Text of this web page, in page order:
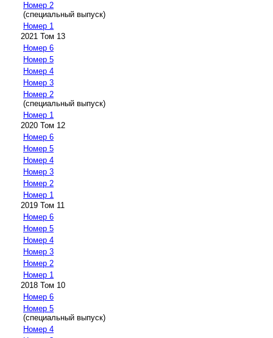
Номер 2
(специальный выпуск)
Номер 1
2021 Том 13
Номер 6
Номер 5
Номер 4
Номер 3
Номер 2
(специальный выпуск)
Номер 1
2020 Том 12
Номер 6
Номер 5
Номер 4
Номер 3
Номер 2
Номер 1
2019 Том 11
Номер 6
Номер 5
Номер 4
Номер 3
Номер 2
Номер 1
2018 Том 10
Номер 6
Номер 5
(специальный выпуск)
Номер 4